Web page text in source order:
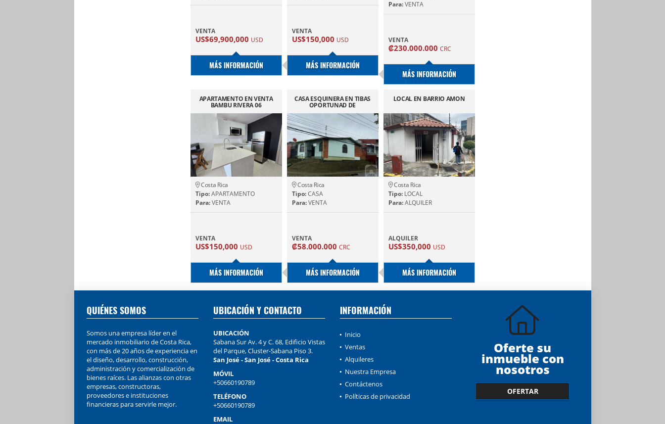
VENTA
US$69,900,000 USD
MÁS INFORMACIÓN
VENTA
US$150,000 USD
MÁS INFORMACIÓN
Para:VENTA
VENTA
₡230.000.000 CRC
MÁS INFORMACIÓN
APARTAMENTO EN VENTA
BAMBU RIVERA 06
Costa Rica
Tipo:APARTAMENTO
Para:VENTA
VENTA
US$150,000 USD
MÁS INFORMACIÓN
CASA ESQUINERA EN TIBAS
OPORTUNAD DE
DESARROLLO.
Costa Rica
Tipo:CASA
Para:VENTA
VENTA
₡58.000.000 CRC
MÁS INFORMACIÓN
LOCAL EN BARRIO AMON
Costa Rica
Tipo:LOCAL
Para:ALQUILER
ALQUILER
US$350,000 USD
MÁS INFORMACIÓN
QUIÉNES SOMOS
Somos una empresa líder en el
mercado inmobiliario de Costa Rica,
con más de 20 años de experiencia en
el diseño, desarrollo, construcción,
administración y comercialización de
bienes raíces. Las alianzas con otras
empresas, constructoras,
proveedores e instituciones
financieras para servirle mejor.
UBICACIÓN Y CONTACTO
UBICACIÓN
Sabana Sur Av. 4 y C. 68, Edificio Vistas
del Parque, Cluster-Sabana Piso 3.
San José - San José - Costa Rica
MÓVIL
+50660190789
TELÉFONO
+50660190789
EMAIL
INFORMACIÓN
Inicio
Ventas
Alquileres
Nuestra Empresa
Contáctenos
Políticas de privacidad
Oferte su
inmueble con
nosotros
OFERTAR